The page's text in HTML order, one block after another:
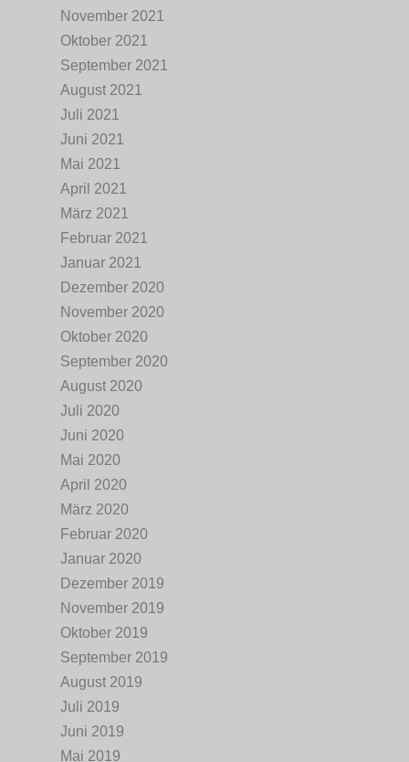
November 2021
Oktober 2021
September 2021
August 2021
Juli 2021
Juni 2021
Mai 2021
April 2021
März 2021
Februar 2021
Januar 2021
Dezember 2020
November 2020
Oktober 2020
September 2020
August 2020
Juli 2020
Juni 2020
Mai 2020
April 2020
März 2020
Februar 2020
Januar 2020
Dezember 2019
November 2019
Oktober 2019
September 2019
August 2019
Juli 2019
Juni 2019
Mai 2019